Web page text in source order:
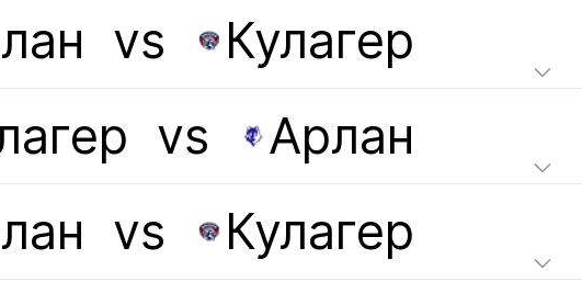
vs
Кулагер
vs
Арлан
vs
Кулагер